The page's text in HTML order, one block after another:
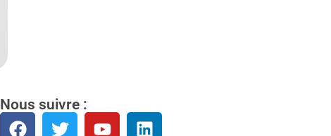
Nous suivre :